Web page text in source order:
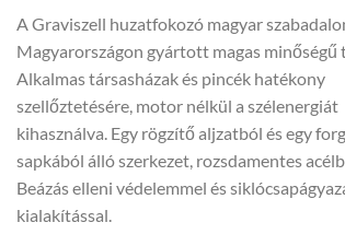
56
350Ft
through
61
446Ft
A Graviszell huzatfokozó magyar
Magyarországon gyártott magas minőségű
Alkalmas társasházak és pincék hatékony
szellőztetésére, motor nélkül a szélenergiát
kihasználva. Egy rögzítő aljzatból és egy
sapkából álló szerkezet, rozsdamentes
Beázás elleni védelemmel és
kialakítással.